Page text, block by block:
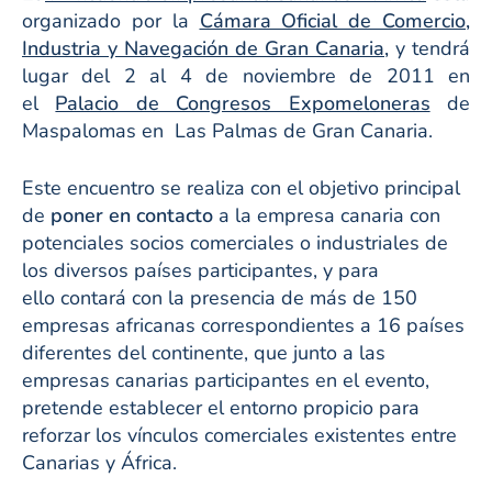
organizado por la Cámara Oficial de Comercio,
Industria y Navegación de Gran Canaria, y tendrá
lugar del 2 al 4 de noviembre de 2011 en
el Palacio de Congresos Expomeloneras de
Maspalomas en Las Palmas de Gran Canaria.
Este encuentro se realiza con el objetivo principal
de poner en contacto a la empresa canaria con
potenciales socios comerciales o industriales de
los diversos países participantes, y para
ello contará con la presencia de más de 150
empresas africanas correspondientes a 16 países
diferentes del continente, que junto a las
empresas canarias participantes en el evento,
pretende establecer el entorno propicio para
reforzar los vínculos comerciales existentes entre
Canarias y África.